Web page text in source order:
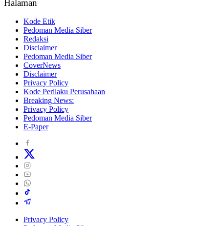
Halaman
Kode Etik
Pedoman Media Siber
Redaksi
Disclaimer
Pedoman Media Siber
CoverNews
Disclaimer
Privacy Policy
Kode Perilaku Perusahaan
Breaking News:
Privacy Policy
Pedoman Media Siber
E-Paper
Privacy Policy